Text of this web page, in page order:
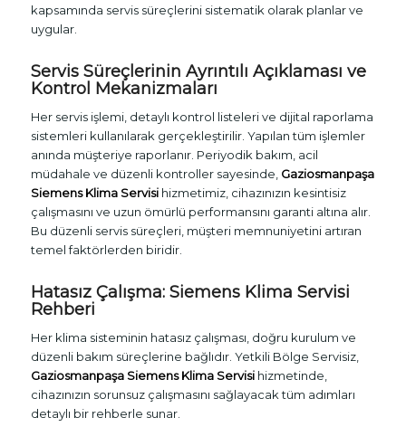
kapsamında servis süreçlerini sistematik olarak planlar ve
uygular.
Servis Süreçlerinin Ayrıntılı Açıklaması ve
Kontrol Mekanizmaları
Her servis işlemi, detaylı kontrol listeleri ve dijital raporlama
sistemleri kullanılarak gerçekleştirilir. Yapılan tüm işlemler
anında müşteriye raporlanır. Periyodik bakım, acil
müdahale ve düzenli kontroller sayesinde, Gaziosmanpaşa
Siemens Klima Servisihizmetimiz, cihazınızın kesintisiz
çalışmasını ve uzun ömürlü performansını garanti altına alır.
Bu düzenli servis süreçleri, müşteri memnuniyetini artıran
temel faktörlerden biridir.
Hatasız Çalışma: Siemens Klima Servisi
Rehberi
Her klima sisteminin hatasız çalışması, doğru kurulum ve
düzenli bakım süreçlerine bağlıdır. Yetkili Bölge Servisiz,
Gaziosmanpaşa Siemens Klima Servisihizmetinde,
cihazınızın sorunsuz çalışmasını sağlayacak tüm adımları
detaylı bir rehberle sunar.